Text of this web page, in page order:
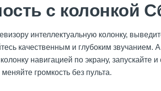
с колонкой
интеллектуальную колонку,
качественным и глубоким звучанием.
навигацией по экрану, запускайте
громкость без пульта.